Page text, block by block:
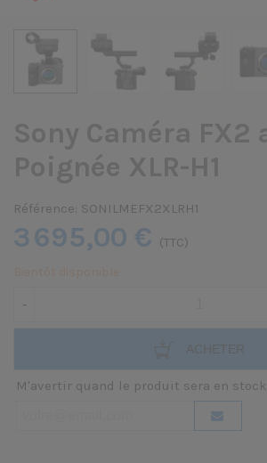
Référence: SONILMEFX2XLRH1
3 695,00 € (TTC)
-
ACHETER
M'avertir quand le produit sera en stock